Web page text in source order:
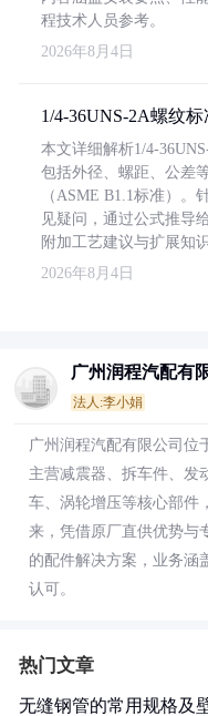
程技术人员参考。
2026年8月4日
1/4-36UNS-2A螺纹
本文详细解析1/4-
包括外径、螺距、公差
（ASME B1.1标准）。
见疑问，通过公式推导
附加工艺建议与扩展知识
2026年8月4日
广州润程汽配有
法人:李小娟
广州润程汽配有限公司位
主营减震器、拆车件、发
车、涡轮增压等核心部件
来，凭借原厂直供优势与
的配件解决方案，业务涵
认可。
热门文章
无缝钢管的常用规格及